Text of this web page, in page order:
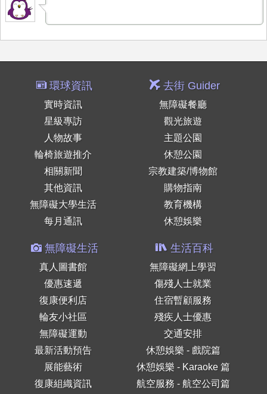
環球資訊
實時資訊
星級專訪
人物故事
輪椅旅遊推介
相關新聞
其他資訊
無障礙大學生活
每月通訊
去街 Guider
無障礙餐廳
觀光旅遊
主題公園
休憩公園
宗教建築/博物館
購物指南
教育機構
休憩娛樂
無障礙生活
真人圖書館
優惠速遞
復康便利店
輪友小社區
無障礙運動
最新活動預告
展能藝術
復康組織資訊
生活百科
無障礙網上學習
傷殘人士就業
住宿暫顧服務
殘疾人士優惠
交通安排
休憩娛樂 - 戲院篇
休憩娛樂 - Karaoke 篇
航空服務 - 航空公司篇